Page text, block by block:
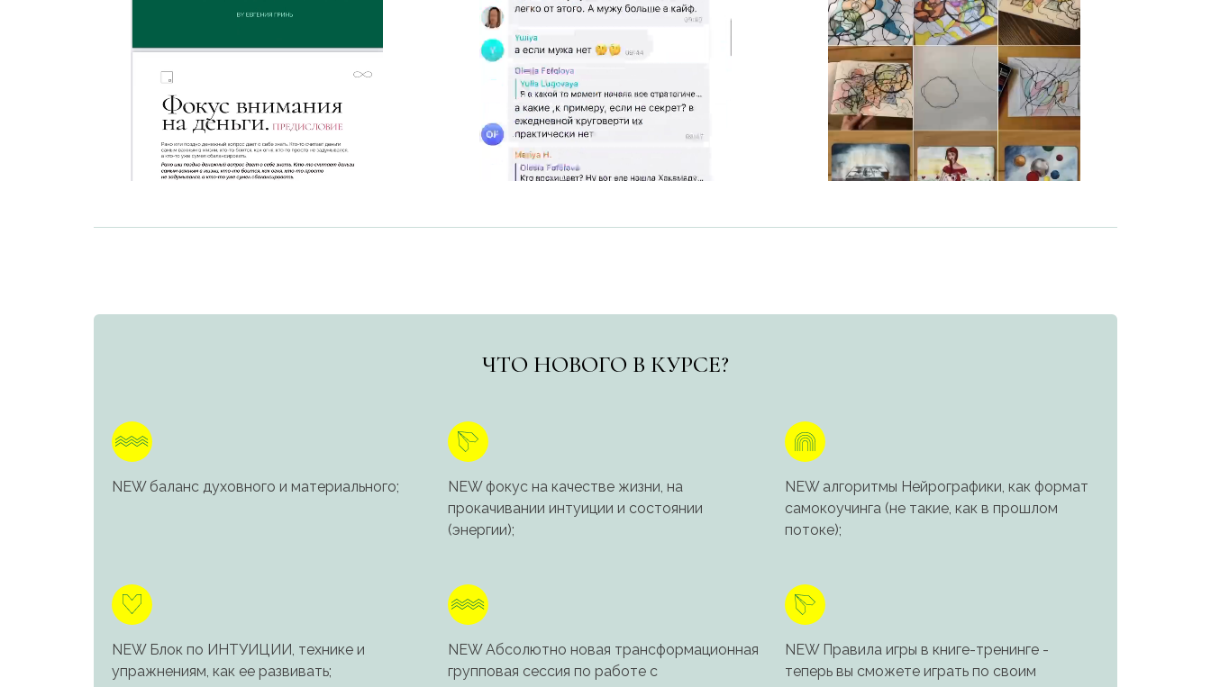
ЧТО НОВОГО В КУРСЕ?
NEW баланс духовного и материального;
NEW фокус на качестве жизни, на
прокачивании интуиции и состоянии
(энергии);
NEW алгоритмы Нейрографики, как формат
самокоучинга (не такие, как в прошлом
потоке);
NEW Блок по ИНТУИЦИИ, технике и
упражнениям, как ее развивать;
NEW Абсолютно новая трансформационная
групповая сессия по работе с
NEW Правила игры в книге-тренинге -
теперь вы сможете играть по своим